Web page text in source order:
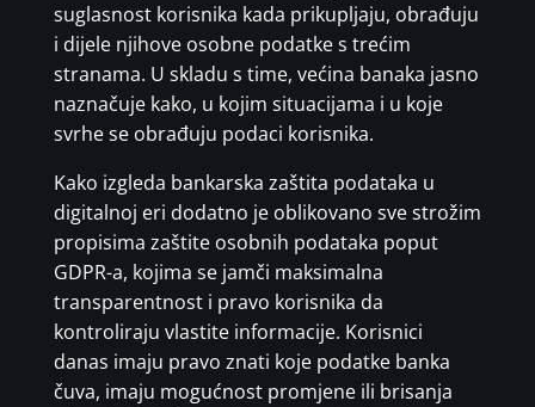
suglasnost korisnika kada prikupljaju, obrađuju
i dijele njihove osobne podatke s trećim
stranama. U skladu s time, većina banaka jasno
naznačuje kako, u kojim situacijama i u koje
svrhe se obrađuju podaci korisnika.
Kako izgleda bankarska zaštita podataka u
digitalnoj eri dodatno je oblikovano sve strožim
propisima zaštite osobnih podataka poput
GDPR-a, kojima se jamči maksimalna
transparentnost i pravo korisnika da
kontroliraju vlastite informacije. Korisnici
danas imaju pravo znati koje podatke banka
čuva, imaju mogućnost promjene ili brisanja